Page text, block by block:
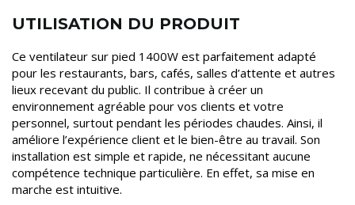
UTILISATION DU PRODUIT
Ce ventilateur sur pied 1400W est parfaitement adapté
pour les restaurants, bars, cafés, salles d’attente et autres
lieux recevant du public. Il contribue à créer un
environnement agréable pour vos clients et votre
personnel, surtout pendant les périodes chaudes. Ainsi, il
améliore l’expérience client et le bien-être au travail. Son
installation est simple et rapide, ne nécessitant aucune
compétence technique particulière. En effet, sa mise en
marche est intuitive.